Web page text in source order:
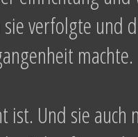
verfolgte und
ist. Und sie